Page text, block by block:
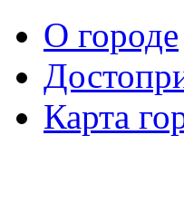
О городе
Карта